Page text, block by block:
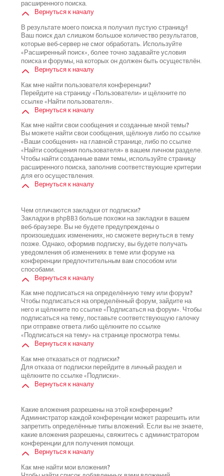
расширенного поиска.
Вернуться к началу
В результате моего поиска я получил пустую страницу!
Ваш поиск дал слишком большое количество результатов,
которые веб-сервер не смог обработать. Используйте
«Расширенный поиск», более точно задавайте условия
поиска и форумы, на которых он должен быть осуществлён.
Вернуться к началу
Как мне найти пользователя конференции?
Перейдите на страницу «Пользователи» и щёлкните по
ссылке «Найти пользователя».
Вернуться к началу
Как мне найти свои сообщения и созданные мной темы?
Вы можете найти свои сообщения, щёлкнув либо по ссылке
«Ваши сообщения» на главной странице, либо по ссылке
«Найти сообщения пользователя» в вашем личном разделе.
Чтобы найти созданные вами темы, используйте страницу
расширенного поиска, заполнив соответствующие критерии
для его осуществления.
Вернуться к началу
Чем отличаются закладки от подписки?
Закладки в phpBB3 больше похожи на закладки в вашем
веб-браузере. Вы не будете предупреждены о
произошедших изменениях, но сможете вернуться в тему
позже. Однако, оформив подписку, вы будете получать
уведомления об изменениях в теме или форуме на
конференции предпочтительным вам способом или
способами.
Вернуться к началу
Как мне подписаться на определённую тему или форум?
Чтобы подписаться на определённый форум, зайдите на
него и щёлкните по ссылке «Подписаться на форум». Чтобы
подписаться на тему, поставьте соответствующую галочку
при отправке ответа либо щёлкните по ссылке
«Подписаться на тему» на странице просмотра темы.
Вернуться к началу
Как мне отказаться от подписки?
Для отказа от подписки перейдите в личный раздел и
щёлкните по ссылке «Подписки».
Вернуться к началу
Какие вложения разрешены на этой конференции?
Администратор каждой конференции может разрешить или
запретить определённые типы вложений. Если вы не знаете,
какие вложения разрешены, свяжитесь с администратором
конференции для получения помощи.
Вернуться к началу
Как мне найти мои вложения?